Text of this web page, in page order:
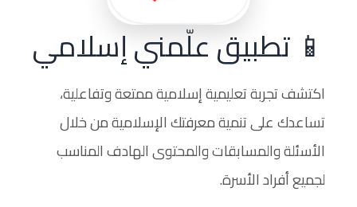
📱 تطبيق علّمني إسلامي
اكتشف تجربة تعليمية إسلامية ممتعة وتفاعلية،
تساعدك على تنمية معرفتك الإسلامية من خلال
الأسئلة والمسابقات والمحتوى الهادف المناسب
لجميع أفراد الأسرة.